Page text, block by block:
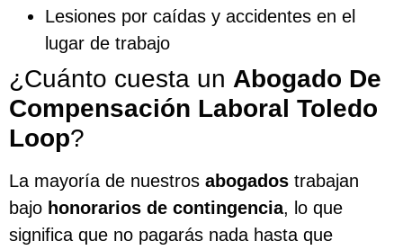
Lesiones por caídas y accidentes en el
lugar de trabajo
¿Cuánto cuesta un Abogado De
Compensación Laboral Toledo
Loop?
La mayoría de nuestros abogados trabajan
bajo honorarios de contingencia, lo que
significa que no pagarás nada hasta que